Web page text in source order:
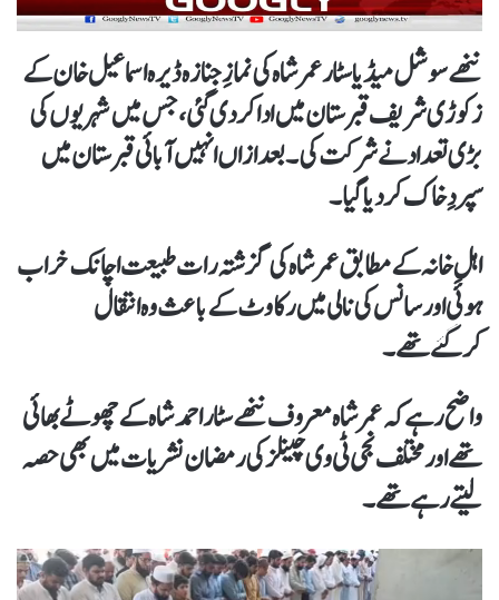
ننھے سوشل میڈیا سٹار عمر شاہ کی نمازِ جنازہ ڈیرہ اسماعیل خان کے
زکوڑی شریف قبرستان میں ادا کردی گئی، جس میں شہریوں کی
بڑی تعداد نے شرکت کی۔ بعدازاں انہیں آبائی قبرستان میں
سپردِ خاک کردیا گیا۔
اہلِ خانہ کے مطابق عمر شاہ کی گزشتہ رات طبیعت اچانک خراب
ہوئی اور سانس کی نالی میں رکاوٹ کے باعث وہ انتقال
کرگئےتھے۔
واضح رہے کہ عمر شاہ معروف ننھے سٹار احمد شاہ کے چھوٹے بھائی
تھے اور مختلف نجی ٹی وی چینلز کی رمضان نشریات میں بھی حصہ
لیتے رہے تھے۔